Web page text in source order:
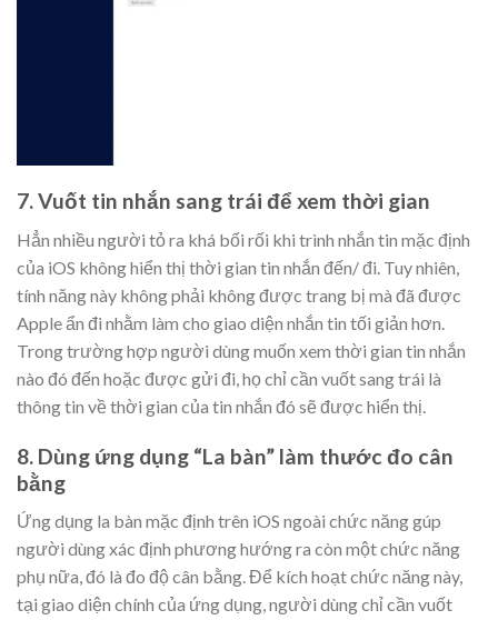
7. Vuốt tin nhắn sang trái để xem thời gian
Hẳn nhiều người tỏ ra khá bối rối khi trình nhắn tin mặc định
của iOS không hiển thị thời gian tin nhắn đến/ đi. Tuy nhiên,
tính năng này không phải không được trang bị mà đã được
Apple ẩn đi nhằm làm cho giao diện nhắn tin tối giản hơn.
Trong trường hợp người dùng muốn xem thời gian tin nhắn
nào đó đến hoặc được gửi đi, họ chỉ cần vuốt sang trái là
thông tin về thời gian của tin nhắn đó sẽ được hiển thị.
8. Dùng ứng dụng “La bàn” làm thước đo cân
bằng
Ứng dụng la bàn mặc định trên iOS ngoài chức năng gúp
người dùng xác định phương hướng ra còn một chức năng
phụ nữa, đó là đo độ cân bằng. Để kích hoạt chức năng này,
tại giao diện chính của ứng dụng, người dùng chỉ cần vuốt